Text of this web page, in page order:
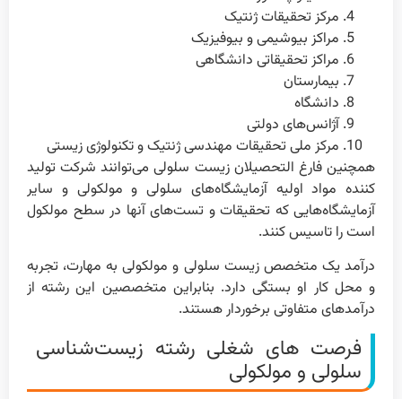
مرکز تحقیقات ژنتیک
مراکز بیوشیمی و بیوفیزیک
مراکز تحقیقاتی دانشگاهی
بیمارستان
دانشگاه
آژانس‌های دولتی
مرکز ملی‌ تحقیقات‌ مهندسی‌ ژنتیک‌ و تکنولوژی‌ زیستی‌
همچنین فارغ التحصیلان زیست سلولی می‌توانند شرکت تولید
کننده مواد اولیه آزمایشگاه‌های سلولی و مولکولی و سایر
آزمایشگاه‌هایی که تحقیقات و تست‌های آنها در سطح مولکول
است را تاسیس کنند.
درآمد یک متخصص زیست سلولی و مولکولی به مهارت، تجربه
و محل کار او بستگی دارد. بنابراین متخصصین این رشته از
درآمدهای متفاوتی برخوردار هستند.
فرصت های شغلی رشته زیست‌شناسی
سلولی و مولکولی